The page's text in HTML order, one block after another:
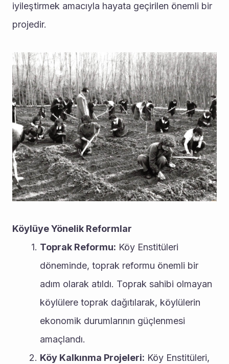
iyileştirmek amacıyla hayata geçirilen önemli bir
projedir.
Köylüye Yönelik Reformlar
Toprak Reformu: Köy Enstitüleri
döneminde, toprak reformu önemli bir
adım olarak atıldı. Toprak sahibi olmayan
köylülere toprak dağıtılarak, köylülerin
ekonomik durumlarının güçlenmesi
amaçlandı.
Köy Kalkınma Projeleri: Köy Enstitüleri,